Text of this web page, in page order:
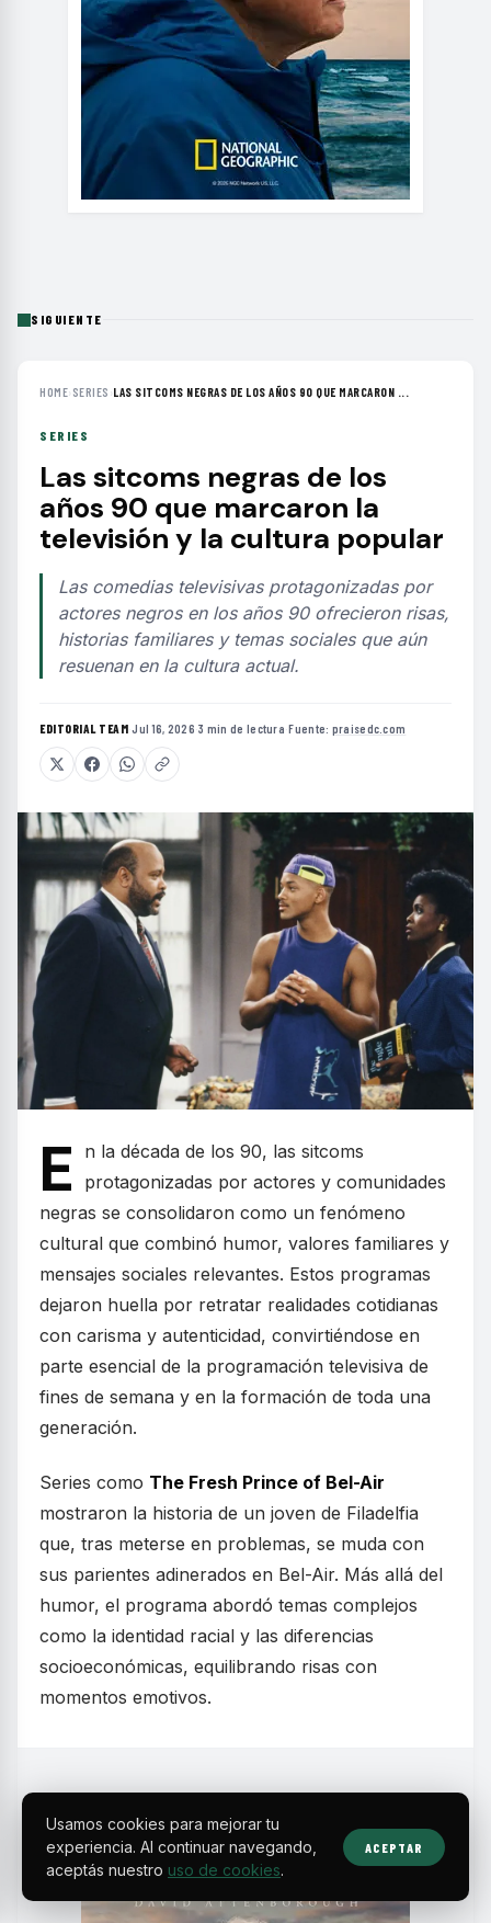
SIGUIENTE
HOME› SERIES ›LAS SITCOMS NEGRAS DE LOS AÑOS 90 QUE MARCARON ...
SERIES
Las sitcoms negras de los
años 90 que marcaron la
televisión y la cultura popular
Las comedias televisivas protagonizadas por
actores negros en los años 90 ofrecieron risas,
historias familiares y temas sociales que aún
resuenan en la cultura actual.
EDITORIAL TEAM·Jul 16, 2026·3 min de lectura·Fuente: praisedc.com
E
n la década de los 90, las sitcoms
protagonizadas por actores y comunidades
negras se consolidaron como un fenómeno
cultural que combinó humor, valores familiares y
mensajes sociales relevantes. Estos programas
dejaron huella por retratar realidades cotidianas
con carisma y autenticidad, convirtiéndose en
parte esencial de la programación televisiva de
fines de semana y en la formación de toda una
generación.
Series como The Fresh Prince of Bel-Air
mostraron la historia de un joven de Filadelfia
que, tras meterse en problemas, se muda con
sus parientes adinerados en Bel-Air. Más allá del
humor, el programa abordó temas complejos
como la identidad racial y las diferencias
socioeconómicas, equilibrando risas con
momentos emotivos.
Usamos cookies para mejorar tu
experiencia. Al continuar navegando,
aceptás nuestro uso de cookies.
ACEPTAR